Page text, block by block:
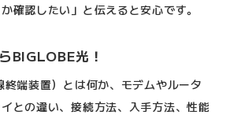
確認したい」と伝えると安心です。
BIGLOBE光！
端装置）とは何か、モデムやルータ
との違い、接続方法、入手方法、性能